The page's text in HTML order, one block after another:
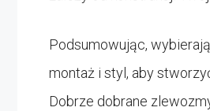
Podsumowując,
montaż i styl, aby
Dobrze dobrane